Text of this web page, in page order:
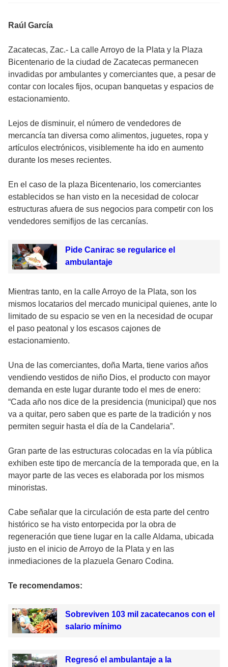
Raúl García
Zacatecas, Zac.- La calle Arroyo de la Plata y la Plaza
Bicentenario de la ciudad de Zacatecas permanecen
invadidas por ambulantes y comerciantes que, a pesar de
contar con locales fijos, ocupan banquetas y espacios de
estacionamiento.
Lejos de disminuir, el número de vendedores de
mercancía tan diversa como alimentos, juguetes, ropa y
artículos electrónicos, visiblemente ha ido en aumento
durante los meses recientes.
En el caso de la plaza Bicentenario, los comerciantes
establecidos se han visto en la necesidad de colocar
estructuras afuera de sus negocios para competir con los
vendedores semifijos de las cercanías.
Pide Canirac se regularice el
ambulantaje
Mientras tanto, en la calle Arroyo de la Plata, son los
mismos locatarios del mercado municipal quienes, ante lo
limitado de su espacio se ven en la necesidad de ocupar
el paso peatonal y los escasos cajones de
estacionamiento.
Una de las comerciantes, doña Marta, tiene varios años
vendiendo vestidos de niño Dios, el producto con mayor
demanda en este lugar durante todo el mes de enero:
“Cada año nos dice de la presidencia (municipal) que nos
va a quitar, pero saben que es parte de la tradición y nos
permiten seguir hasta el día de la Candelaria”.
Gran parte de las estructuras colocadas en la vía pública
exhiben este tipo de mercancía de la temporada que, en la
mayor parte de las veces es elaborada por los mismos
minoristas.
Cabe señalar que la circulación de esta parte del centro
histórico se ha visto entorpecida por la obra de
regeneración que tiene lugar en la calle Aldama, ubicada
justo en el inicio de Arroyo de la Plata y en las
inmediaciones de la plazuela Genaro Codina.
Te recomendamos:
Sobreviven 103 mil zacatecanos con el
salario mínimo
Regresó el ambulantaje a la